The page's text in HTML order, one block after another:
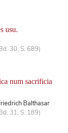
usu.
30, S. 689)
num sacrificia
Balthasar
31, S. 189)